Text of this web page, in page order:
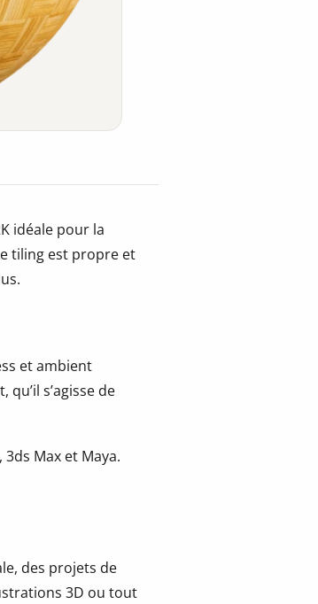
idéale pour la
tiling est propre et
et ambient
s’agisse de
Max et Maya.
des projets de
3D ou tout